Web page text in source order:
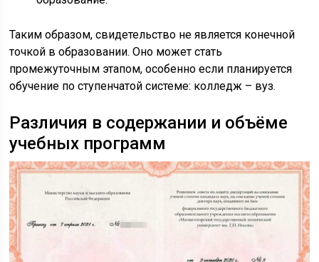
Таким образом, свидетельство не является конечной
точкой в образовании. Оно может стать
промежуточным этапом, особенно если планируется
обучение по ступенчатой системе: колледж – вуз.
Различия в содержании и объёме
учебных программ